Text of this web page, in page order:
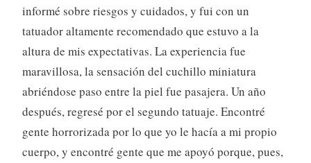
informé sobre riesgos y cuidados, y fui con un
tatuador altamente recomendado que estuvo a la
altura de mis expectativas. La experiencia fue
maravillosa, la sensación del cuchillo miniatura
abriéndose paso entre la piel fue pasajera. Un año
después, regresé por el segundo tatuaje. Encontré
gente horrorizada por lo que yo le hacía a mi propio
cuerpo, y encontré gente que me apoyó porque, pues,